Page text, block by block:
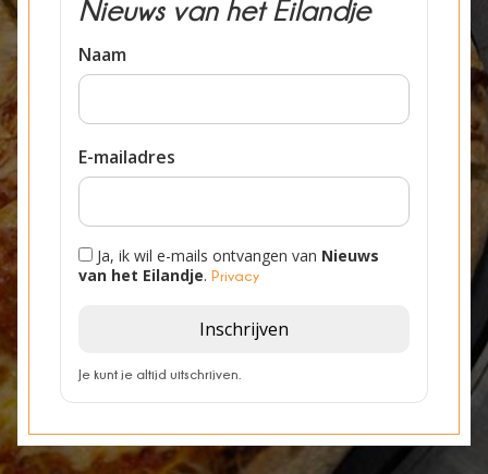
Nieuws van het Eilandje
Naam
E-mailadres
Ja, ik wil e-mails ontvangen van Nieuws
van het Eilandje. Privacy
Inschrijven
Je kunt je altijd uitschrijven.